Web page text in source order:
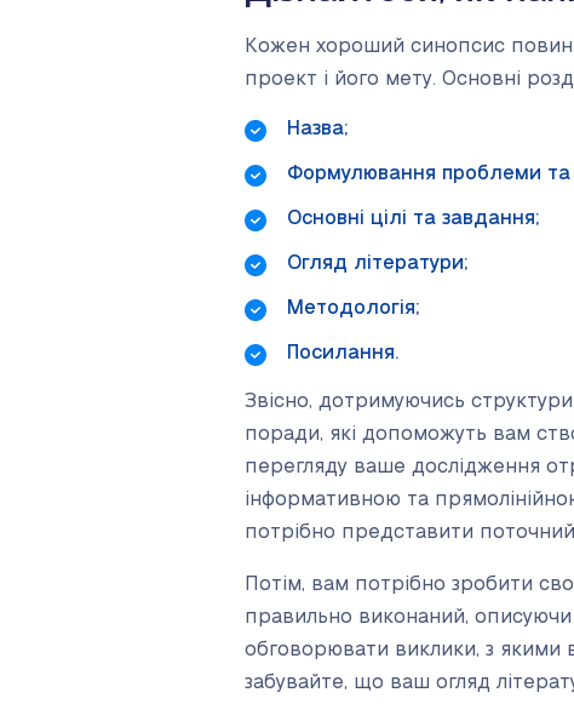
Кожен хороший синопсис
проект і його мету. Основні
Назва;
Формулювання проблеми та
Основні цілі та завдання;
Огляд літератури;
Методологія;
Посилання.
Звісно, дотримуючись
поради, які допоможуть вам
перегляду ваше дослідження
інформативною та
потрібно представити
Потім, вам потрібно зробити
правильно виконаний,
обговорювати виклики, з якими
забувайте, що ваш огляд